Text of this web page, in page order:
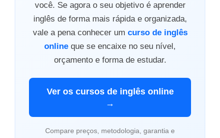
você. Se agora o seu objetivo é aprender
inglês de forma mais rápida e organizada,
vale a pena conhecer um curso de inglês
online que se encaixe no seu nível,
orçamento e forma de estudar.
Ver os cursos de inglês online
→
Compare preços, metodologia, garantia e